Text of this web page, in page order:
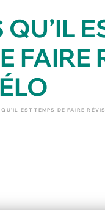
FAIRE
EST TEMPS DE FAIRE